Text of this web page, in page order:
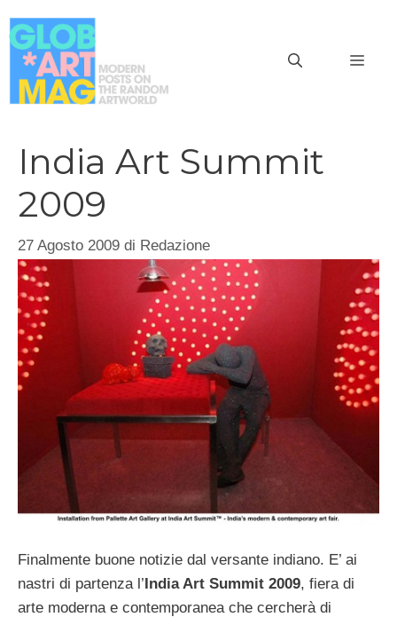
al
contenuto
India Art Summit
2009
27 Agosto 2009 di Redazione
Finalmente buone notizie dal versante indiano. E’ ai
nastri di partenza l’India Art Summit 2009, fiera di
arte moderna e contemporanea che cercherà di